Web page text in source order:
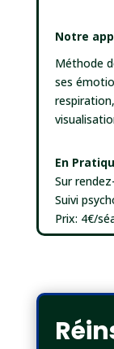
Notre
Méthode
ses
En
Sur
Suivi
Prix: 4€/